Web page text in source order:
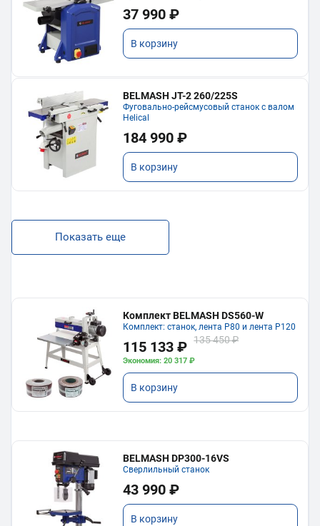
37 990 ₽
В корзину
BELMASH JT-2 260/225S
Фуговально-рейсмусовый станок с валом
Helical
184 990 ₽
В корзину
Показать еще
Комплект BELMASH DS560-W
Комплект: станок, лента P80 и лента P120
115 133 ₽ 135 450 ₽
Экономия: 20 317 ₽
В корзину
BELMASH DP300-16VS
Сверлильный станок
43 990 ₽
В корзину